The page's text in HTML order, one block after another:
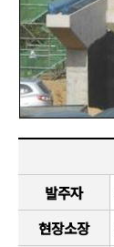
발주자
현장소장